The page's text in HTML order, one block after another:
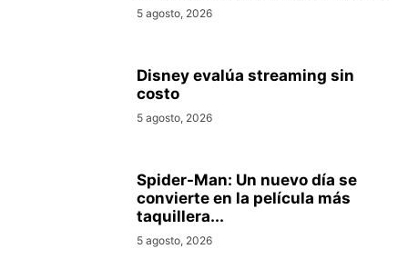
5 agosto, 2026
Disney evalúa streaming sin
costo
5 agosto, 2026
Spider-Man: Un nuevo día se
convierte en la película más
taquillera...
5 agosto, 2026